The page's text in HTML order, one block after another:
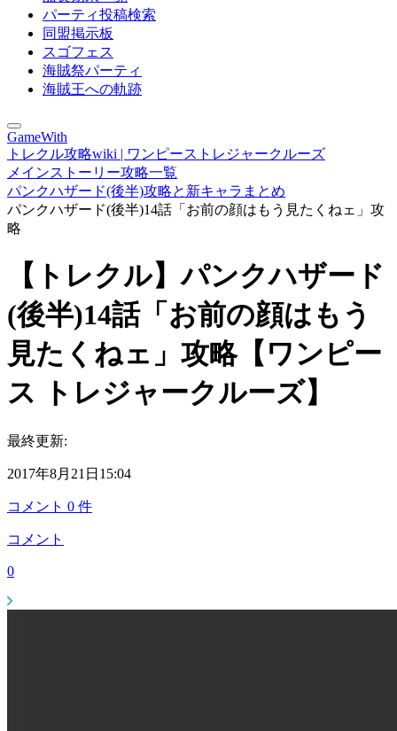
パーティ投稿検索
同盟掲示板
スゴフェス
海賊祭パーティ
海賊王への軌跡
GameWith
トレクル攻略wiki | ワンピーストレジャークルーズ
メインストーリー攻略一覧
パンクハザード(後半)攻略と新キャラまとめ
パンクハザード(後半)14話「お前の顔はもう見たくねェ」攻
略
【トレクル】パンクハザード
(後半)14話「お前の顔はもう
見たくねェ」攻略【ワンピー
ス トレジャークルーズ】
最終更新:
2017年8月21日15:04
コメント 0 件
コメント
0